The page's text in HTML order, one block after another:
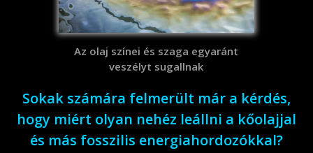
Az olaj színei és szaga egyaránt
veszélyt sugallnak
Sokak számára felmerült már a kérdés,
hogy miért olyan nehéz leállni a kőolajjal
és más fosszilis energiahordozókkal?